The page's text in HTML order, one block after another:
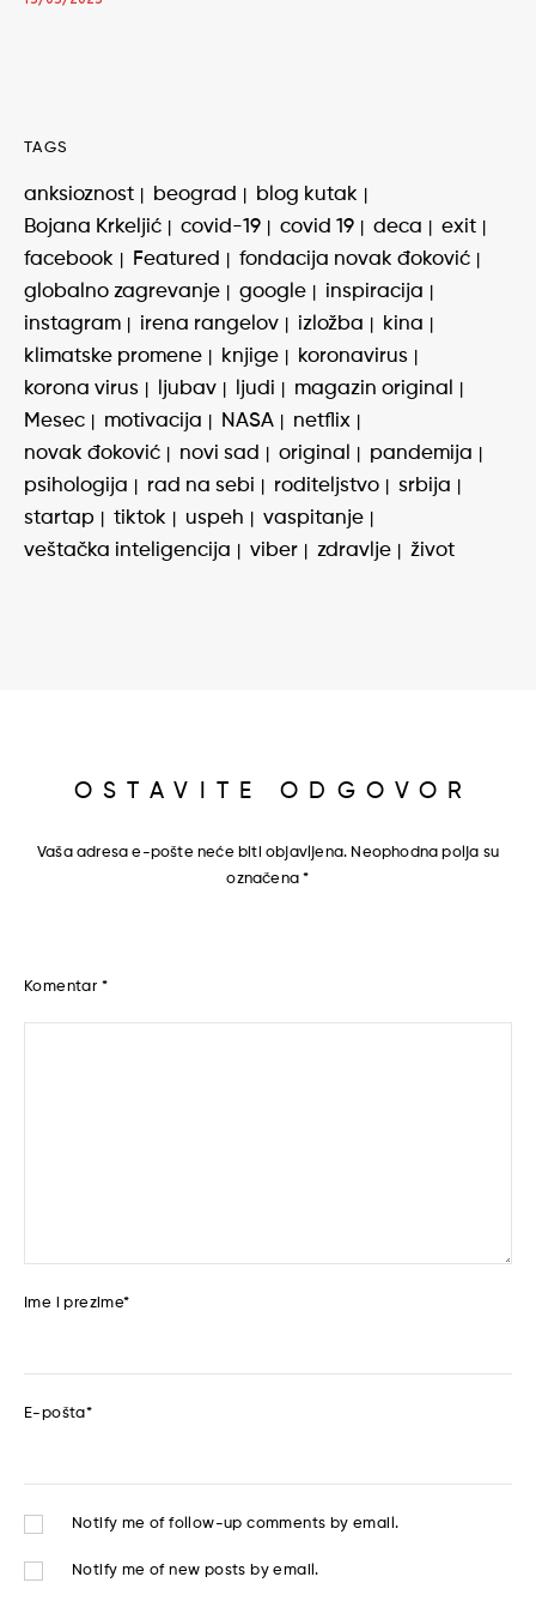
TAGS
anksioznost beograd
blog kutak
Bojana Krkeljić
covid-19 covid 19 deca
exit
facebook
Featured
fondacija novak đoković
globalno zagrevanje
google
inspiracija
instagram
irena rangelov izložba
kina
klimatske promene
knjige
koronavirus
korona virus
ljubav ljudi
magazin original
Mesec
motivacija NASA
netflix
novak đoković
novi sad original
pandemija
psihologija
rad na sebi roditeljstvo
srbija
startap
tiktok uspeh
vaspitanje
veštačka inteligencija
viber zdravlje život
OSTAVITE ODGOVOR
Vaša adresa e-pošte neće biti objavljena. Neophodna polja su
označena*
Komentar *
Ime i prezime*
E-pošta*
Notify me of follow-up comments by email.
Notify me of new posts by email.